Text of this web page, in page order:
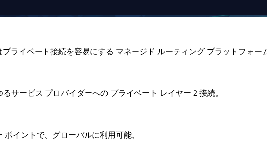
ライベート接続を容易にする マネージド ルーティング プラットフォー
サービス プロバイダーへの プライベート レイヤー 2 接続。
イントで、グローバルに利用可能。